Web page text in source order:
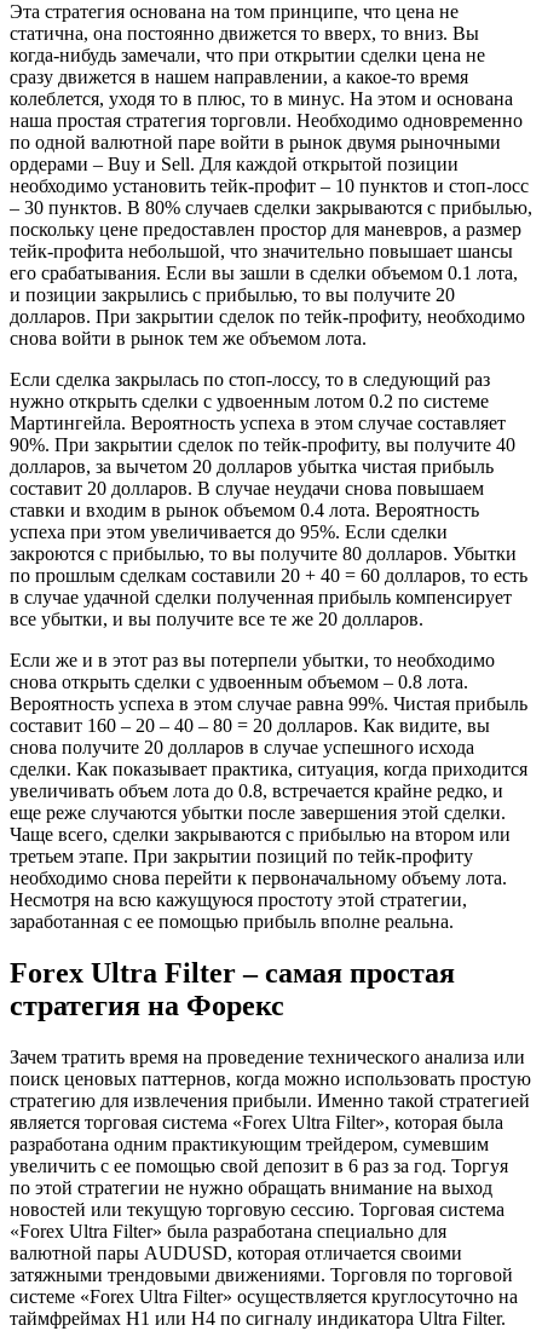
Эта стратегия основана на том принципе, что цена не
статична, она постоянно движется то вверх, то вниз. Вы
когда-нибудь замечали, что при открытии сделки цена не
сразу движется в нашем направлении, а какое-то время
колеблется, уходя то в плюс, то в минус. На этом и основана
наша простая стратегия торговли. Необходимо одновременно
по одной валютной паре войти в рынок двумя рыночными
ордерами – Buy и Sell. Для каждой открытой позиции
необходимо установить тейк-профит – 10 пунктов и стоп-лосс
– 30 пунктов. В 80% случаев сделки закрываются с прибылью,
поскольку цене предоставлен простор для маневров, а размер
тейк-профита небольшой, что значительно повышает шансы
его срабатывания. Если вы зашли в сделки объемом 0.1 лота,
и позиции закрылись с прибылью, то вы получите 20
долларов. При закрытии сделок по тейк-профиту, необходимо
снова войти в рынок тем же объемом лота.
Если сделка закрылась по стоп-лоссу, то в следующий раз
нужно открыть сделки с удвоенным лотом 0.2 по системе
Мартингейла. Вероятность успеха в этом случае составляет
90%. При закрытии сделок по тейк-профиту, вы получите 40
долларов, за вычетом 20 долларов убытка чистая прибыль
составит 20 долларов. В случае неудачи снова повышаем
ставки и входим в рынок объемом 0.4 лота. Вероятность
успеха при этом увеличивается до 95%. Если сделки
закроются с прибылью, то вы получите 80 долларов. Убытки
по прошлым сделкам составили 20 + 40 = 60 долларов, то есть
в случае удачной сделки полученная прибыль компенсирует
все убытки, и вы получите все те же 20 долларов.
Если же и в этот раз вы потерпели убытки, то необходимо
снова открыть сделки с удвоенным объемом – 0.8 лота.
Вероятность успеха в этом случае равна 99%. Чистая прибыль
составит 160 – 20 – 40 – 80 = 20 долларов. Как видите, вы
снова получите 20 долларов в случае успешного исхода
сделки. Как показывает практика, ситуация, когда приходится
увеличивать объем лота до 0.8, встречается крайне редко, и
еще реже случаются убытки после завершения этой сделки.
Чаще всего, сделки закрываются с прибылью на втором или
третьем этапе. При закрытии позиций по тейк-профиту
необходимо снова перейти к первоначальному объему лота.
Несмотря на всю кажущуюся простоту этой стратегии,
заработанная с ее помощью прибыль вполне реальна.
Forex Ultra Filter – самая простая
стратегия на Форекс
Зачем тратить время на проведение технического анализа или
поиск ценовых паттернов, когда можно использовать простую
стратегию для извлечения прибыли. Именно такой стратегией
является торговая система «Forex Ultra Filter», которая была
разработана одним практикующим трейдером, сумевшим
увеличить с ее помощью свой депозит в 6 раз за год. Торгуя
по этой стратегии не нужно обращать внимание на выход
новостей или текущую торговую сессию. Торговая система
«Forex Ultra Filter» была разработана специально для
валютной пары AUDUSD, которая отличается своими
затяжными трендовыми движениями. Торговля по торговой
системе «Forex Ultra Filter» осуществляется круглосуточно на
таймфреймах H1 или H4 по сигналу индикатора Ultra Filter.